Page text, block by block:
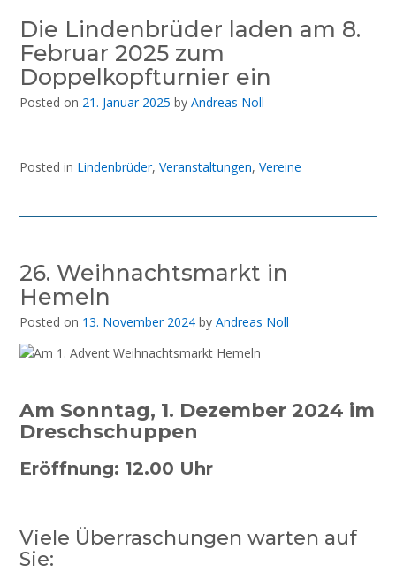
Die Lindenbrüder laden am 8.
Februar 2025 zum
Doppelkopfturnier ein
Posted on 21. Januar 2025 by Andreas Noll
Posted in Lindenbrüder, Veranstaltungen, Vereine
26. Weihnachtsmarkt in
Hemeln
Posted on 13. November 2024 by Andreas Noll
Am Sonntag, 1. Dezember 2024 im
Dreschschuppen
Eröffnung: 12.00 Uhr
Viele Überraschungen warten auf
Sie: